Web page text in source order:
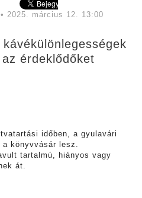
• 2025. március 12. 13:00
érdeklődőket
időben, a gyulavári
a könyvvásár lesz.
tartalmú, hiányos vagy
át.